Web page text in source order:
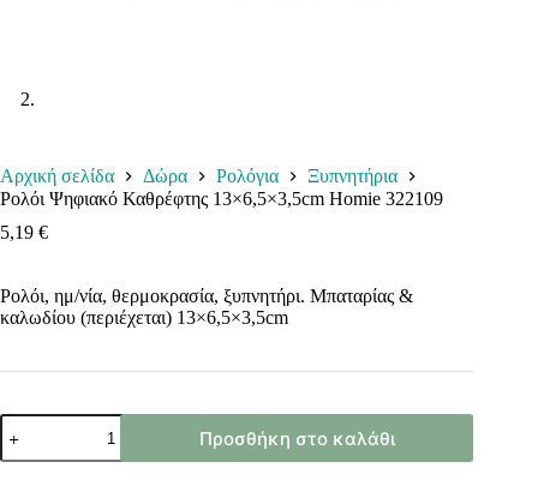
Αρχική σελίδα Δώρα Ρολόγια
Ξυπνητήρια
Ρολόι Ψηφιακό Καθρέφτης 13×6,5×3,5cm Homie 322109
5,19 €
Ρολόι, ημ/νία, θερμοκρασία, ξυπνητήρι. Μπαταρίας &
καλωδίου (περιέχεται) 13×6,5×3,5cm
Ρολόι
Ψηφιακό
Καθρέφτης
Προσθήκη στο καλάθι